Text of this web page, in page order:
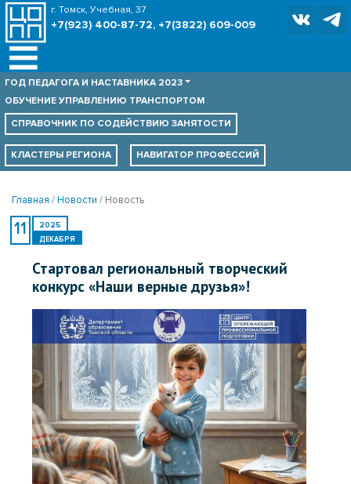
г. Томск, Учебная, 37
+7(923) 400-87-72, +7(3822) 609-009
ГОД ПЕДАГОГА И НАСТАВНИКА 2023
ОБУЧЕНИЕ УПРАВЛЕНИЮ ТРАНСПОРТОМ
СПРАВОЧНИК ПО СОДЕЙСТВИЮ ЗАНЯТОСТИ
КЛАСТЕРЫ РЕГИОНА НАВИГАТОР ПРОФЕССИЙ
Главная Новости Новость
11 2025
ДЕКАБРЯ
Стартовал региональный творческий
конкурс «Наши верные друзья»!